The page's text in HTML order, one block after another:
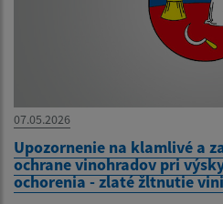
07.05.2026
Upozornenie na klamlivé a
ochrane vinohradov pri
ochorenia - zlaté žltnutie